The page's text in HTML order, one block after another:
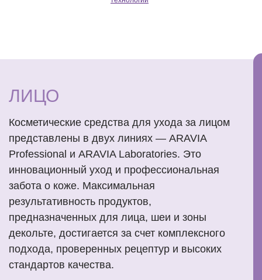
ЛИЦО
Косметические средства для ухода за лицом
представлены в двух линиях — ARAVIA
Professional и ARAVIA Laboratories. Это
инновационный уход и профессиональная
забота о коже. Максимальная
результативность продуктов,
предназначенных для лица, шеи и зоны
декольте, достигается за счет комплексного
подхода, проверенных рецептур и высоких
стандартов качества.